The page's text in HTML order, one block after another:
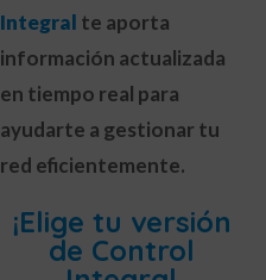
Integral te aporta
información actualizada
en tiempo real para
ayudarte a gestionar tu
red eficientemente.
¡Elige tu versión
de Control